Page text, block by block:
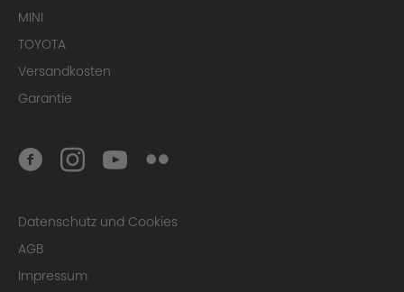
MINI
TOYOTA
Versandkosten
Garantie
Datenschutz und Cookies
AGB
Impressum